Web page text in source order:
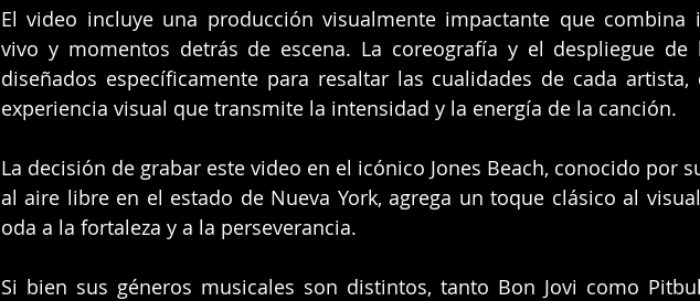
El video incluye una producción visualmente impactante que combina
vivo y momentos detrás de escena. La coreografía y el despliegue de
diseñados específicamente para resaltar las cualidades de cada artista,
experiencia visual que transmite la intensidad y la energía de la canción.
La decisión de grabar este video en el icónico Jones Beach, conocido por
al aire libre en el estado de Nueva York, agrega un toque clásico al
oda a la fortaleza y a la perseverancia.
Si bien sus géneros musicales son distintos, tanto Bon Jovi como